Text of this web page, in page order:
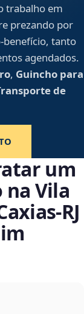
trabalho em
prezando por
benefício, tanto
agendados.
, Guincho para
de
um
Vila